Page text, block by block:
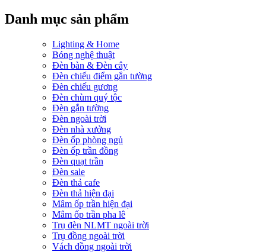
Danh mục sản phẩm
Lighting & Home
Bóng nghệ thuật
Đèn bàn & Đèn cây
Đèn chiếu điểm gắn tường
Đèn chiếu gương
Đèn chùm quý tộc
Đèn gắn tường
Đèn ngoài trời
Đèn nhà xưởng
Đèn ốp phòng ngủ
Đèn ốp trần đồng
Đèn quạt trần
Đèn sale
Đèn thả cafe
Đèn thả hiện đại
Mâm ốp trần hiện đại
Mâm ốp trần pha lê
Trụ đèn NLMT ngoài trời
Trụ đồng ngoài trời
Vách đồng ngoài trời